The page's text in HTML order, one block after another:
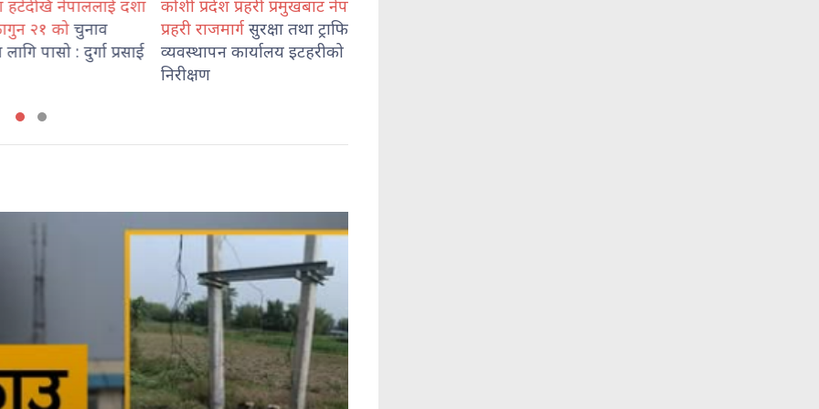
नेपाललाई दशा
२१ को चुनाव
पासो : दुर्गा प्रसाई
कोशी प्रदेश प्रहरी प्रमुखबाट नेपाल
प्रहरी राजमार्ग सुरक्षा तथा ट्राफिक
व्यवस्थापन कार्यालय इटहरीको
निरीक्षण